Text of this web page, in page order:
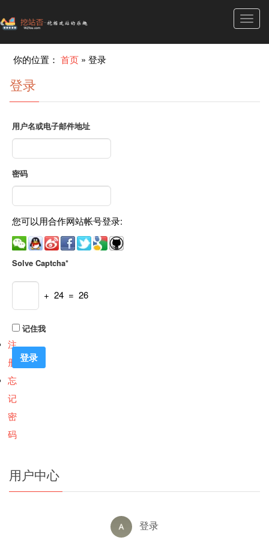
你的位置：首页 »登录
登录
用户名或电子邮件地址
密码
您可以用合作网站帐号登录:
Solve Captcha*
+ 24 = 26
记住我
注
册
忘
记
密
码
用户中心
登录